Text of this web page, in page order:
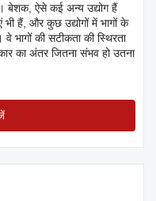
बेशक, ऐसे कई अन्य उद्योग हैं
भी हैं, और कुछ उद्योगों में भागों के
भागों की सटीकता की स्थिरता
का अंतर जितना संभव हो उतना